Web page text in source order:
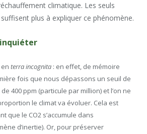
climatique. Les seuls
plus à expliquer ce phénomène.
terra incognita : en effet, de mémoire
fois que nous dépassons un seuil de
400 ppm (particule par million) et l’on ne
le climat va évoluer. Cela est
que le CO2 s’accumule dans
d’inertie). Or, pour préserver